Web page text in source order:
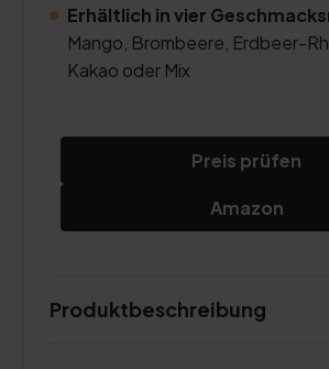
Erhältlich in vier
Mango, Brombeere, Erdbeer-
Kakao oder Mix
Preis prüfen
Amazon
Produktbeschreibung